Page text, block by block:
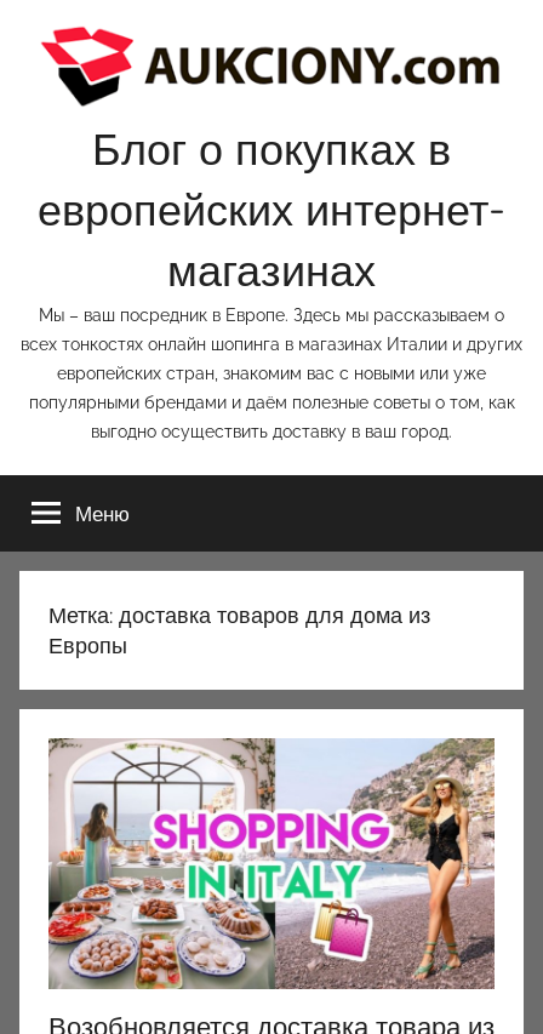
содержимому
Блог о покупках в
европейских интернет-
магазинах
Мы – ваш посредник в Европе. Здесь мы рассказываем о
всех тонкостях онлайн шопинга в магазинах Италии и других
европейских стран, знакомим вас с новыми или уже
популярными брендами и даём полезные советы о том, как
выгодно осуществить доставку в ваш город.
Меню
Метка: доставка товаров для дома из
Европы
Возобновляется доставка товара из